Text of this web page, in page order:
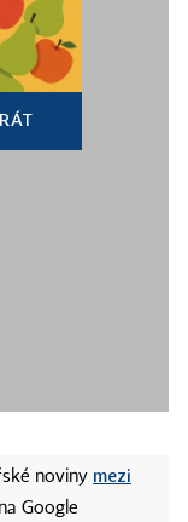
noviny mezi
na Google